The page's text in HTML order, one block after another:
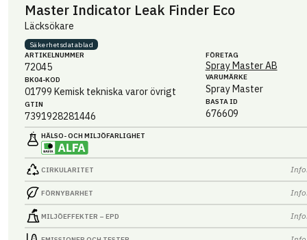
Master Indicator Leak Finder Eco
Läcksökare
Säkerhets­datablad
ARTIKEL­NUMMER
72045
BK04-KOD
01799 Kemisk tekniska varor övrigt
GTIN
7391928281446
FÖRETAG
Spray Master AB
VARUMÄRKE
Spray Master
BASTA ID
676609
HÄLSO- OCH MILJÖ­FARLIGHET
CIRKULARITET
FÖRNYBARHET
MILJÖEFFEKTER – EPD